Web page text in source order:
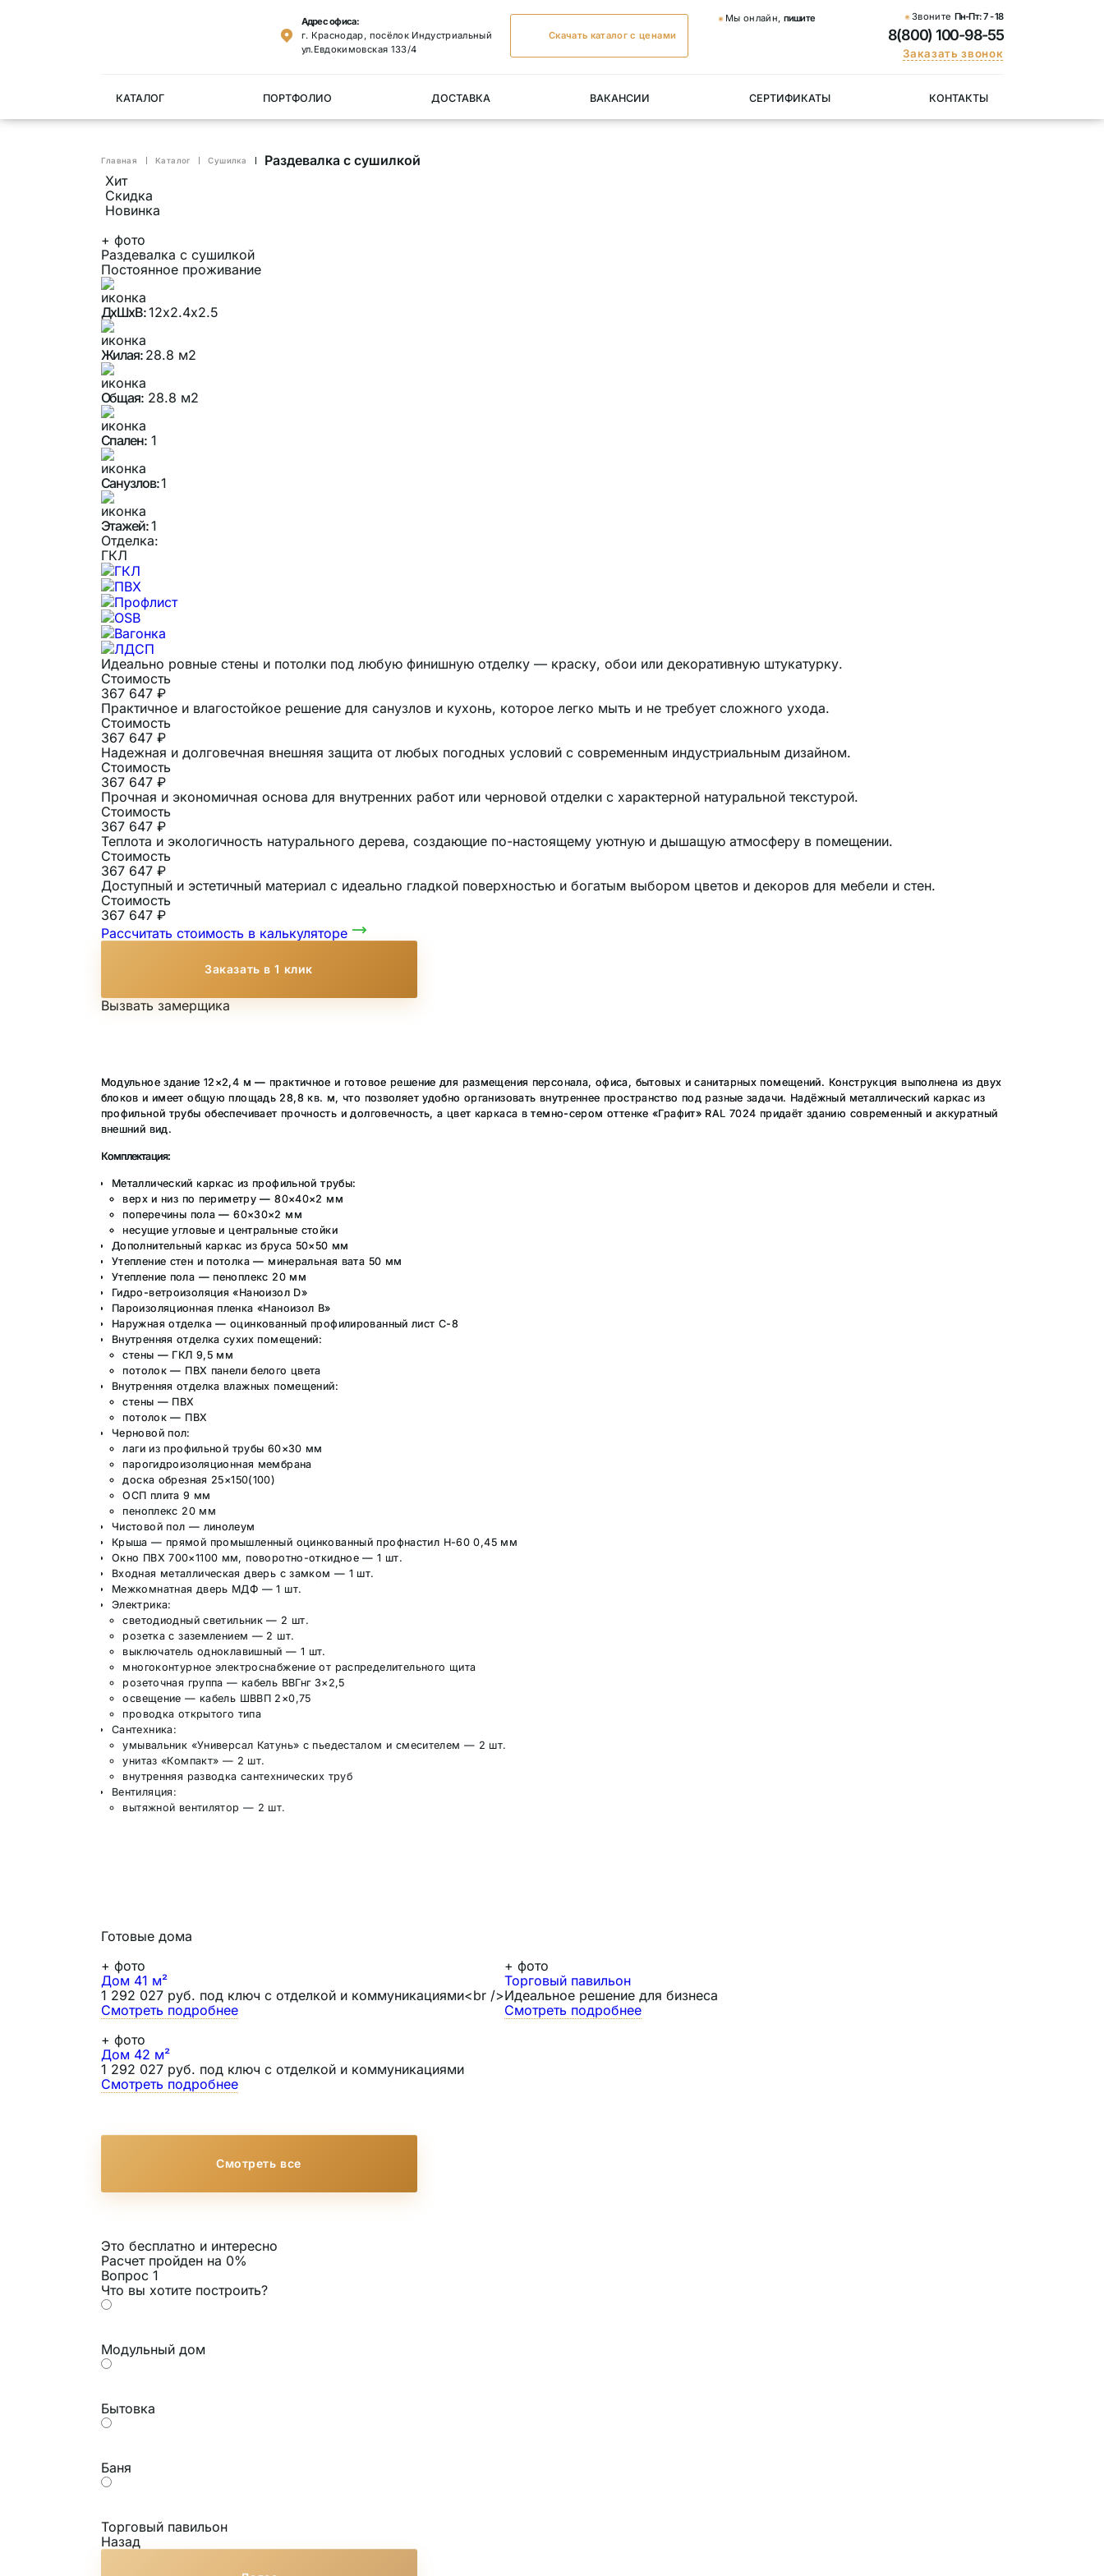
Адрес офиса:
г. Краснодар, посёлок Индустриальный
ул.Евдокимовская 133/4
Скачать каталог с ценами
Мы онлайн, пишите Звоните Пн-Пт:7 - 18
8(800) 100-98-55
Заказать звонок
КАТАЛОГ ПОРТФОЛИО ДОСТАВКА ВАКАНСИИ СЕРТИФИКАТЫ КОНТАКТЫ
Главная Каталог Cушилка
Раздевалка с сушилкой
Хит
Скидка
Новинка
+ фото
Раздевалка с сушилкой
Постоянное проживание
ДхШхВ:12х2.4х2.5
Жилая: 28.8 м2
Общая:28.8 м2
Спален:1
Санузлов:1
Этажей:1
Отделка:
ГКЛ
ГКЛ
ПВХ
Профлист
OSB
Вагонка
ЛДСП
Идеально ровные стены и потолки под любую финишную отделку — краску, обои или декоративную штукатурку.
Стоимость
367 647 ₽
Практичное и влагостойкое решение для санузлов и кухонь, которое легко мыть и не требует сложного ухода.
Стоимость
367 647 ₽
Надежная и долговечная внешняя защита от любых погодных условий с современным индустриальным дизайном.
Стоимость
367 647 ₽
Прочная и экономичная основа для внутренних работ или черновой отделки с характерной натуральной текстурой.
Стоимость
367 647 ₽
Теплота и экологичность натурального дерева, создающие по-настоящему уютную и дышащую атмосферу в помещении.
Стоимость
367 647 ₽
Доступный и эстетичный материал с идеально гладкой поверхностью и богатым выбором цветов и декоров для мебели и стен.
Стоимость
367 647 ₽
Рассчитать стоимость в калькуляторе
Заказать в 1 клик
Вызвать замерщика
Модульное здание 12×2,4 м — практичное и готовое решение для размещения персонала, офиса, бытовых и санитарных помещений. Конструкция выполнена из двух
блоков и имеет общую площадь 28,8 кв. м, что позволяет удобно организовать внутреннее пространство под разные задачи. Надёжный металлический каркас из
профильной трубы обеспечивает прочность и долговечность, а цвет каркаса в темно-сером оттенке «Графит» RAL 7024 придаёт зданию современный и аккуратный
внешний вид.
Комплектация:
Металлический каркас из профильной трубы:
верх и низ по периметру — 80×40×2 мм
поперечины пола — 60×30×2 мм
несущие угловые и центральные стойки
Дополнительный каркас из бруса 50×50 мм
Утепление стен и потолка — минеральная вата 50 мм
Утепление пола — пеноплекс 20 мм
Гидро-ветроизоляция «Наноизол D»
Пароизоляционная пленка «Наноизол В»
Наружная отделка — оцинкованный профилированный лист С-8
Внутренняя отделка сухих помещений:
стены — ГКЛ 9,5 мм
потолок — ПВХ панели белого цвета
Внутренняя отделка влажных помещений:
стены — ПВХ
потолок — ПВХ
Черновой пол:
лаги из профильной трубы 60×30 мм
парогидроизоляционная мембрана
доска обрезная 25×150(100)
ОСП плита 9 мм
пеноплекс 20 мм
Чистовой пол — линолеум
Крыша — прямой промышленный оцинкованный профнастил Н-60 0,45 мм
Окно ПВХ 700×1100 мм, поворотно-откидное — 1 шт.
Входная металлическая дверь с замком — 1 шт.
Межкомнатная дверь МДФ — 1 шт.
Электрика:
светодиодный светильник — 2 шт.
розетка с заземлением — 2 шт.
выключатель одноклавишный — 1 шт.
многоконтурное электроснабжение от распределительного щита
розеточная группа — кабель ВВГнг 3×2,5
освещение — кабель ШВВП 2×0,75
проводка открытого типа
Сантехника:
умывальник «Универсал Катунь» с пьедесталом и смесителем — 2 шт.
унитаз «Компакт» — 2 шт.
внутренняя разводка сантехнических труб
Вентиляция:
вытяжной вентилятор — 2 шт.
Готовые дома
+ фото
Дом 41 м²
1 292 027 руб. под ключ с отделкой и коммуникациями<br />
Смотреть подробнее
+ фото
Торговый павильон
Идеальное решение для бизнеса
Смотреть подробнее
+ фото
Дом 42 м²
1 292 027 руб. под ключ с отделкой и коммуникациями
Смотреть подробнее
Смотреть все
Это бесплатно и интересно
Расчет пройден на 0%
Вопрос 1
Что вы хотите построить?
Модульный дом
Бытовка
Баня
Торговый павильон
Назад